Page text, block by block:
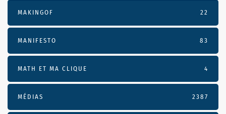
MAKINGOF 22
MANIFESTO 83
MATH ET MA CLIQUE 4
MÉDIAS 2387